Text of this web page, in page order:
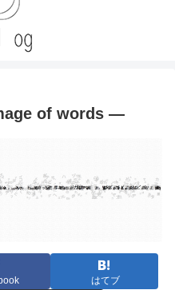
of words —
はてブ